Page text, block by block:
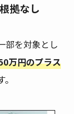
拠なし
部を対象とし
万円のプラス